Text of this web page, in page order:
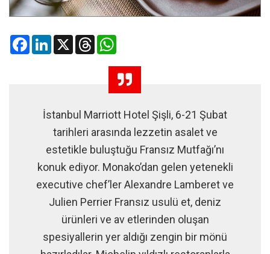
FacebookLinkedIn
X Threads
İstanbul Marriott Hotel Şişli, 6-21 Şubat
tarihleri arasında lezzetin asalet ve
estetikle buluştuğu Fransız Mutfağı’nı
konuk ediyor. Monako’dan gelen yetenekli
executive chef’ler Alexandre Lamberet ve
Julien Perrier Fransız usulü et, deniz
ürünleri ve av etlerinden oluşan
spesiyallerin yer aldığı zengin bir mönü